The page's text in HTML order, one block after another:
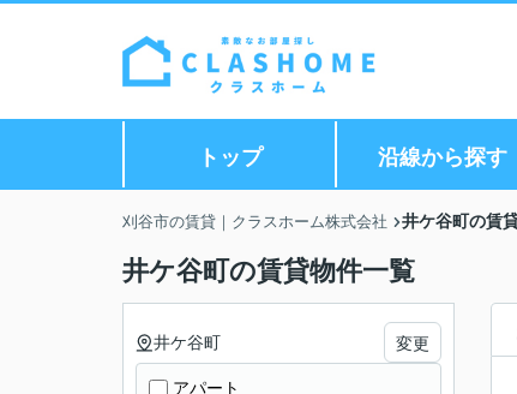
トップ 沿線から探す
刈谷市の賃貸｜クラスホーム株式会社 井ケ谷町の賃
井ケ谷町の賃貸物件一覧
井ケ谷町 変更
アパート